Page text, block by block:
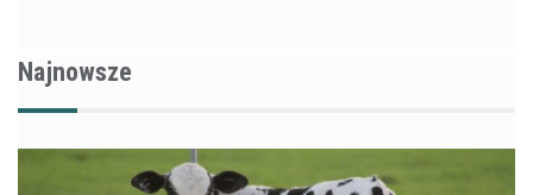
Najnowsze